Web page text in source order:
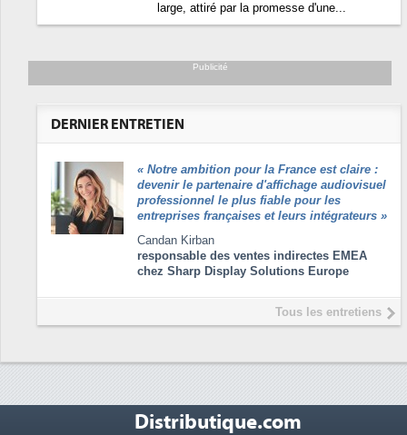
large, attiré par la promesse d'une...
Publicité
DERNIER ENTRETIEN
« Notre ambition pour la France est claire :
devenir le partenaire d'affichage audiovisuel
professionnel le plus fiable pour les
entreprises françaises et leurs intégrateurs »
Candan Kirban
responsable des ventes indirectes EMEA
chez Sharp Display Solutions Europe
Tous les entretiens
Distributique.com